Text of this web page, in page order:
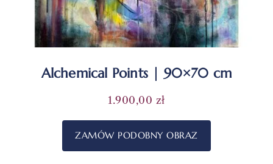
Alchemical Points | 90×70 cm
1.900,00 zł
ZAMÓW PODOBNY OBRAZ